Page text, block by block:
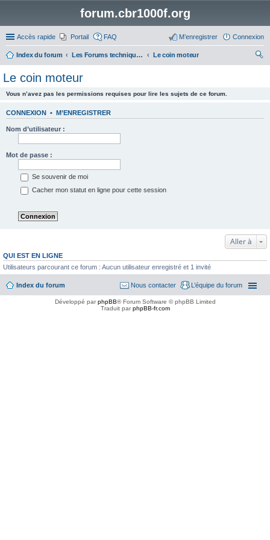
forum.cbr1000f.org
Accès rapide Portail FAQ Connexion
M’enregistrer
Index du forum Les Forums techniques des motos autres que le CBR 1000F
Le coin moteur
Le coin moteur
Vous n’avez pas les permissions requises pour lire les sujets de ce forum.
CONNEXION • M’ENREGISTRER
Nom d’utilisateur :
Mot de passe :
Se souvenir de moi
Cacher mon statut en ligne pour cette session
Aller à
QUI EST EN LIGNE
Utilisateurs parcourant ce forum : Aucun utilisateur enregistré et 1 invité
Index du forum L’équipe du forum
Nous contacter
Développé parphpBB® Forum Software © phpBB Limited
Traduit parphpBB-fr.com